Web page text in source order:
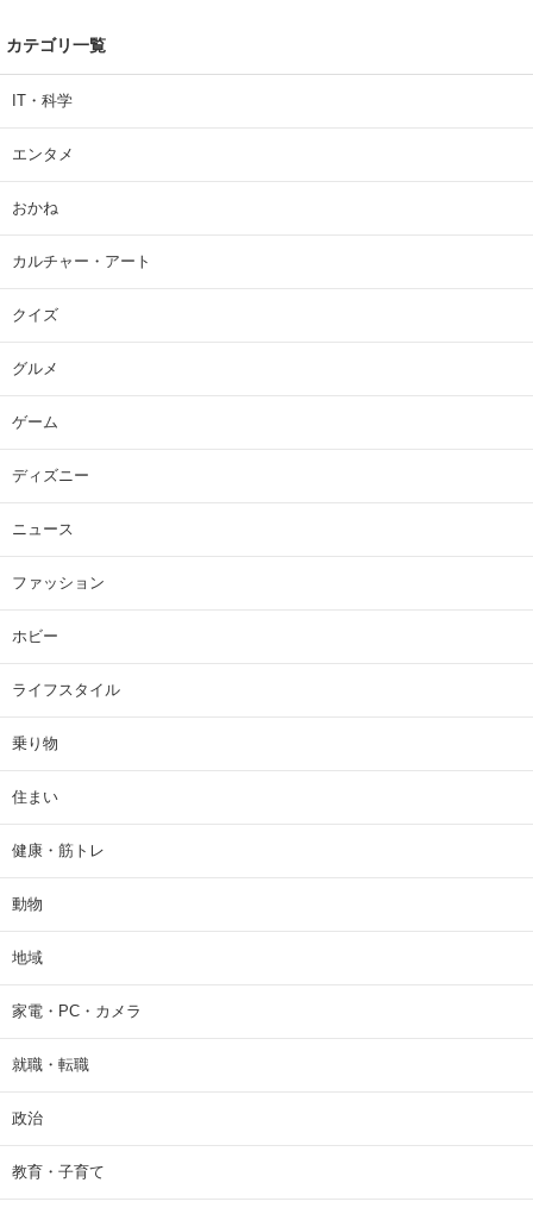
カテゴリ一覧
IT・科学
エンタメ
おかね
カルチャー・アート
クイズ
グルメ
ゲーム
ディズニー
ニュース
ファッション
ホビー
ライフスタイル
乗り物
住まい
健康・筋トレ
動物
地域
家電・PC・カメラ
就職・転職
政治
教育・子育て